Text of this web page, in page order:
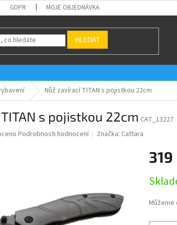
GDPR MOJE OBJEDNÁVKA
HLEDAT
Nůž zavírací TITAN s pojistkou 22cm
s pojistkou 22cm CAT_13227
Podrobnosti hodnocení Značka: Cattara
319
cena:
Můžeme